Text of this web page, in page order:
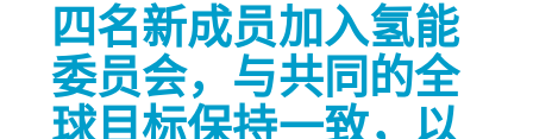
四名新成员加入氢能
委员会，与共同的全
球目标保持一致，以